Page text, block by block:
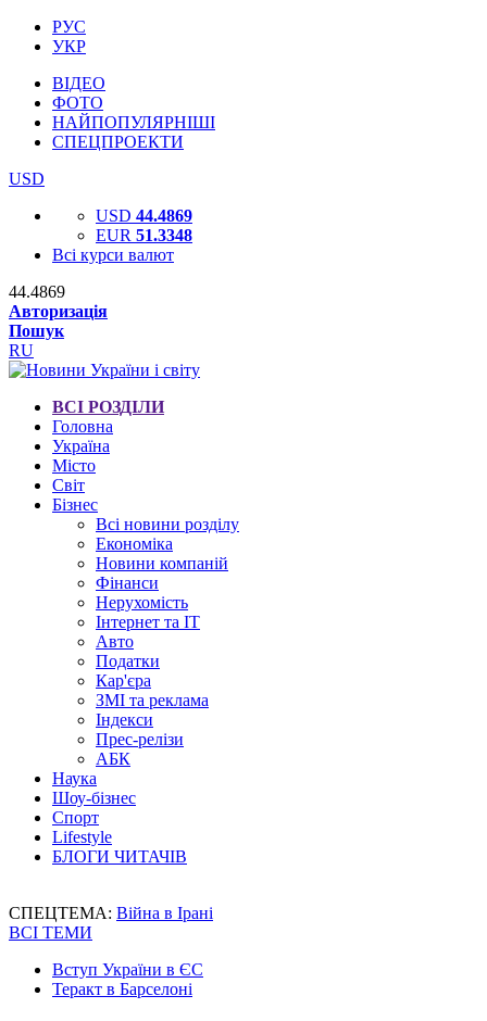
РУС
УКР
ВІДЕО
ФОТО
НАЙПОПУЛЯРНІШІ
СПЕЦПРОЕКТИ
USD
USD 44.4869
EUR 51.3348
Всі курси валют
44.4869
Авторизація
Пошук
RU
ВСІ РОЗДІЛИ
Головна
Україна
Місто
Світ
Бізнес
Всі новини розділу
Економіка
Новини компаній
Фінанси
Нерухомість
Інтернет та IT
Авто
Податки
Кар'єра
ЗМІ та реклама
Індекси
Прес-релізи
АБК
Наука
Шоу-бізнес
Спорт
Lifestyle
БЛОГИ ЧИТАЧІВ
СПЕЦТЕМА: Війна в Ірані
ВСІ ТЕМИ
Вступ України в ЄС
Теракт в Барселоні